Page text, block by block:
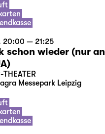
20:00 — 21:25
schon wieder (nur an
Messepark Leipzig